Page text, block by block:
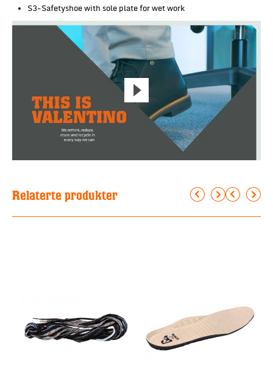
S3-Safetyshoe with sole plate for wet work
Relaterte produkter